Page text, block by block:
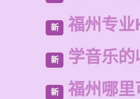
新 福州专
新 学音乐
新 福州哪里